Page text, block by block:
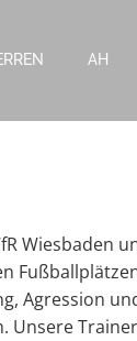
AH
Wiesbaden
Agression
Unsere